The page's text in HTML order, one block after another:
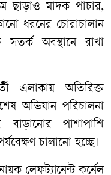
ছাড়াও মাদক পাচার,
ধরনের চোরাচালান
সতর্ক অবস্থানে রাখা
এলাকায় অতিরিক্ত
অভিযান পরিচালনা
পাশাপাশি
চালানো হচ্ছে।
লেফট্যানেন্ট কর্নেল